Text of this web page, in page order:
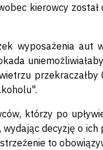
kierowcy
wyposażenia aut
którzy po
decyzję o ich
to